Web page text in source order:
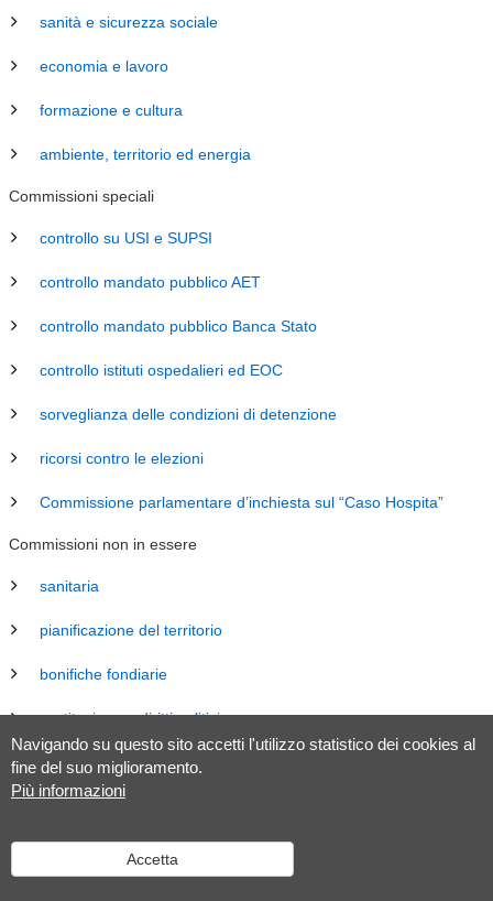
Navigando su questo sito accetti l'utilizzo statistico dei cookies al
fine del suo miglioramento.
Più informazioni
Accetta
sanità e sicurezza sociale
economia e lavoro
formazione e cultura
ambiente, territorio ed energia
Commissioni speciali
controllo su USI e SUPSI
controllo mandato pubblico AET
controllo mandato pubblico Banca Stato
controllo istituti ospedalieri ed EOC
sorveglianza delle condizioni di detenzione
ricorsi contro le elezioni
Commissione parlamentare d’inchiesta sul “Caso Hospita”
Commissioni non in essere
sanitaria
pianificazione del territorio
bonifiche fondiarie
costituzione e diritti politici
energia